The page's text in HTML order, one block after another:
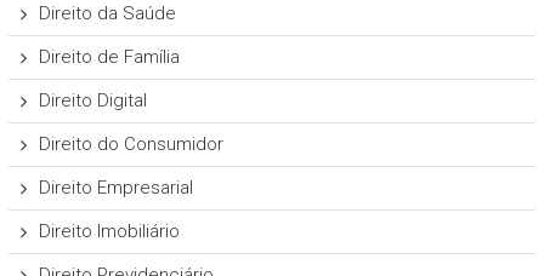
Direito da Saúde
Direito de Família
Direito Digital
Direito do Consumidor
Direito Empresarial
Direito Imobiliário